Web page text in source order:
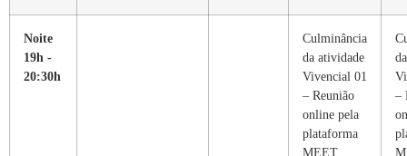
Noite
19h -
20:30h
Culminância
da atividade
Vivencial 01
– Reunião
online pela
plataforma
MEET.
–